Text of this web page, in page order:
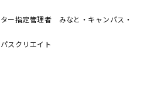
ー指定管理者 みなと・キャンパス・
スクリエイト